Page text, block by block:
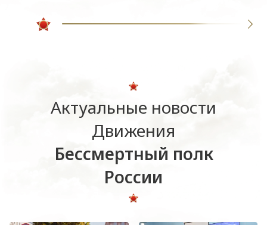
Актуальные новости
Движения
Бессмертный полк
России